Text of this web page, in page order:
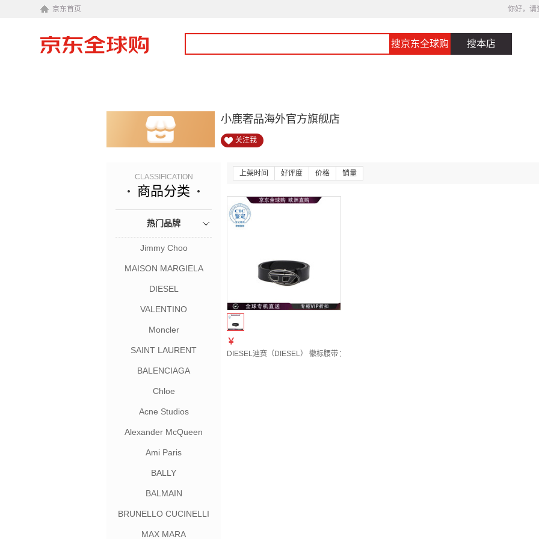
京东首页 你好，请
搜京东全球购 搜本店
小鹿奢品海外官方旗舰店
关注我
CLASSIFICATION
商品分类
热门品牌
Jimmy Choo
MAISON MARGIELA
DIESEL
VALENTINO
Moncler
SAINT LAURENT
BALENCIAGA
Chloe
Acne Studios
Alexander McQueen
Ami Paris
BALLY
BALMAIN
BRUNELLO CUCINELLI
MAX MARA
上架时间 好评度 价格 销量
￥
DIESEL迪赛（DIESEL） 徽标腰带 女士 图色X09716P1245 95 New21